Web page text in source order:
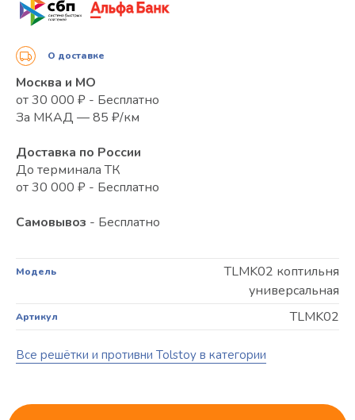
Модель
TLMK02 коптильня
универсальная
Артикул TLMK02
Все решётки и противни Tolstoy в категории
О доставке
Москва и МО
от 30 000 ₽ - Бесплатно
За МКАД — 85 ₽/км
Доставка по России
До терминала ТК
от 30 000 ₽ - Бесплатно
Самовывоз - Бесплатно